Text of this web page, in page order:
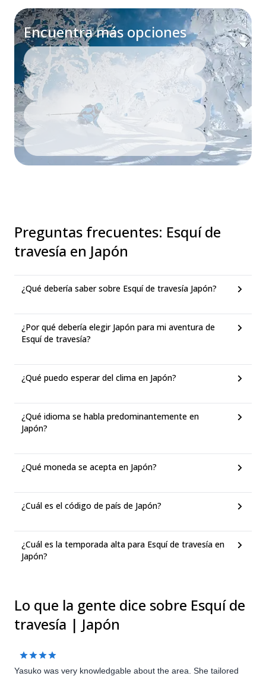
Encuentra más opciones
Preguntas frecuentes: Esquí de
travesía en Japón
¿Qué debería saber sobre Esquí de travesía Japón?
¿Por qué debería elegir Japón para mi aventura de
Esquí de travesía?
¿Qué puedo esperar del clima en Japón?
¿Qué idioma se habla predominantemente en
Japón?
¿Qué moneda se acepta en Japón?
¿Cuál es el código de país de Japón?
¿Cuál es la temporada alta para Esquí de travesía en
Japón?
Lo que la gente dice sobre Esquí de
travesía | Japón
Yasuko was very knowledgable about the area. She tailored